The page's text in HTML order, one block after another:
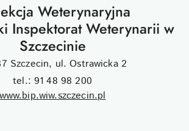
Weterynaryjna
Inspektorat Weterynarii w
Szczecinie
Szczecin, ul. Ostrawicka 2
tel.: 91 48 98 200